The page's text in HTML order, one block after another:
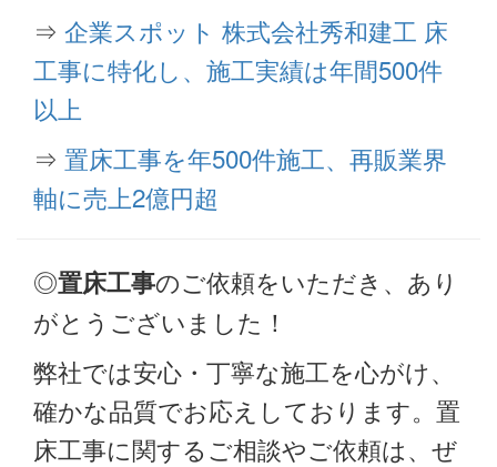
⇒ 企業スポット 株式会社秀和建工 床
工事に特化し、施工実績は年間500件
以上
⇒ 置床工事を年500件施工、再販業界
軸に売上2億円超
◎置床工事のご依頼をいただき、あり
がとうございました！
弊社では安心・丁寧な施工を心がけ、
確かな品質でお応えしております。置
床工事に関するご相談やご依頼は、ぜ